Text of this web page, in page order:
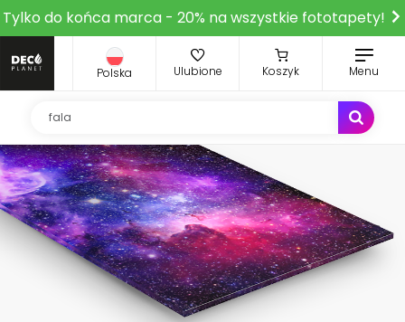
Tylko do końca marca - 20% na wszystkie fototapety!
Polska Ulubione Koszyk Menu